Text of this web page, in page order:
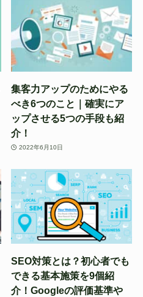
集客力アップのためにやる
べき6つのこと｜確実にア
ップさせる5つの手段も紹
介！
2022年6月10日
SEO対策とは？初心者でも
できる基本施策を9個紹
介！Googleの評価基準や